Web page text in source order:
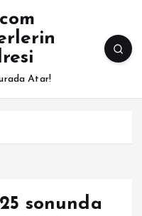
Atar!
sonunda